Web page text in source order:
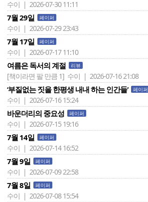
수이 | 2026-07-30 11:11
7월 29일 페이퍼
수이 | 2026-07-29 23:43
7월 17일 페이퍼
수이 | 2026-07-17 11:10
여름은 독서의 계절 리뷰
[책이라면 팔 만큼 1] 수이 | 2026-07-16 21:08
‘부질없는 짓을 한평생 내내 하는 인간들‘ 페이퍼
수이 | 2026-07-16 15:24
바운더리의 중요성 페이퍼
수이 | 2026-07-15 19:16
7월 14일 페이퍼
수이 | 2026-07-14 16:52
7월 9일 페이퍼
수이 | 2026-07-09 22:58
7월 8일 페이퍼
수이 | 2026-07-08 15:54